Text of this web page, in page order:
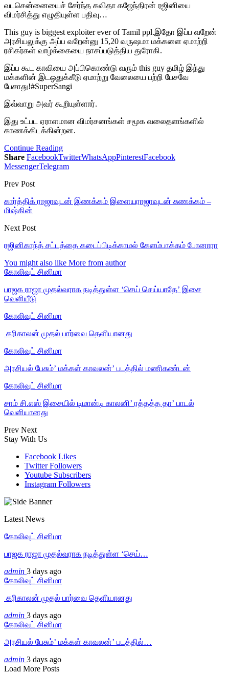
வடசென்னையைச் சேர்ந்த கவிதா கஜேந்திரன் ரஜினியை
விமர்சித்து எழுதியுள்ள பதிவு…
This guy is biggest exploiter ever of Tamil ppl.இதோ இப்ப வறேன்
அரசியலுக்கு அப்ப வறேன்னு 15,20 வருஷமா மக்களை ஏமாற்றி
ரசிகர்கள் வாழ்க்கையை நாசப்படுத்திய துரோகி.
இப்ப கூட காவியை அப்பிகொண்டு வரும் this guy தமிழ் இந்து
மக்களின் இடஒதுக்கீடு ஏமாற்று வேலையை பற்றி பேசவே
பேசாது!#SuperSangi
இவ்வாறு அவர் கூறியுள்ளார்.
இது உட்பட ஏராளமான விமர்சனங்கள் சமூக வலைதளங்களில்
காணக்கிடக்கின்றன.
Continue Reading
Share FacebookTwitterWhatsAppPinterestFacebook
MessengerTelegram
Prev Post
கார்த்திக் ராஜாவுடன் இணக்கம் இளையராஜாவுடன் சுணக்கம் –
மிஷ்கின்
Next Post
ரஜினிகாந்த் சட்டத்தை கடைப்பிடிக்காமல் கேளம்பாக்கம் போனாரா
You might also like More from author
கோலிவுட் சினிமா
பாஜக ராஜா முதல்வராக நடித்துள்ள ‘செய் செய்யாதே’ இசை
வெளியீடு
கோலிவுட் சினிமா
‎ கரிகாலன் முதல் பார்வை தெளியானது
கோலிவுட் சினிமா
அரசியல் பேசும்’ மக்கள் காவலன்’ படத்தில் மணிகண்டன்
கோலிவுட் சினிமா
சாம் சி.எஸ் இசையில் டிமான்டி காலனி’ ரத்தத்த தா’ பாடல்
வெளியானது
Prev Next
Stay With Us
Facebook Likes
Twitter Followers
Youtube Subscribers
Instagram Followers
Latest News
கோலிவுட் சினிமா
பாஜக ராஜா முதல்வராக நடித்துள்ள ‘செய்…
admin 3 days ago
கோலிவுட் சினிமா
‎ கரிகாலன் முதல் பார்வை தெளியானது
admin 3 days ago
கோலிவுட் சினிமா
அரசியல் பேசும்’ மக்கள் காவலன்’ படத்தில்…
admin 3 days ago
Load More Posts